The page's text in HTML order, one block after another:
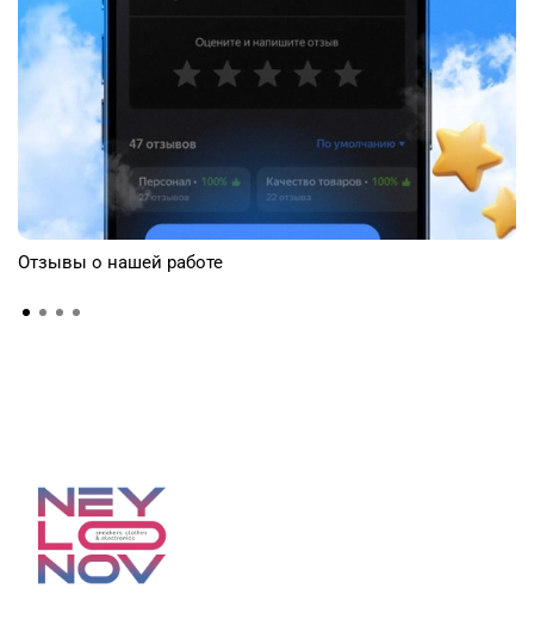
Отзывы о нашей работе